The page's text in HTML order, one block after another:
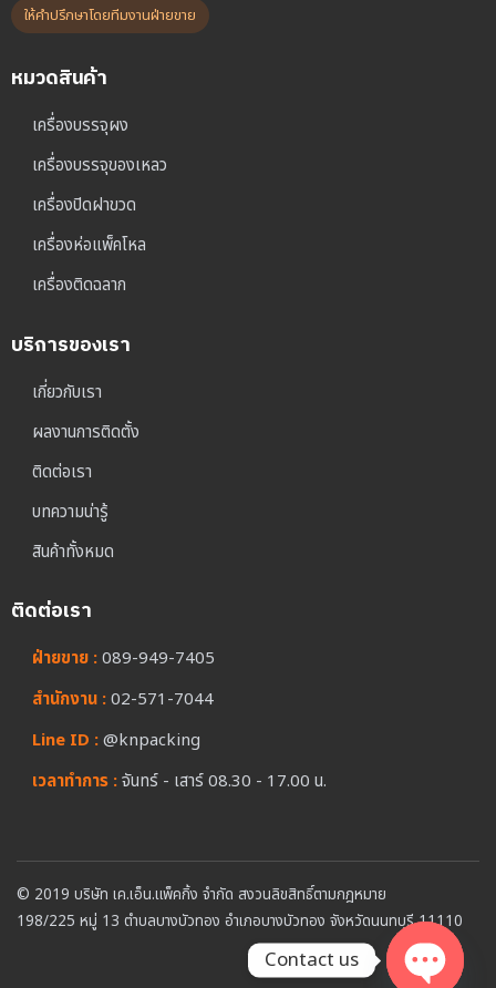
ให้คำปรึกษาโดยทีมงานฝ่ายขาย
หมวดสินค้า
เครื่องบรรจุผง
เครื่องบรรจุของเหลว
เครื่องปิดฝาขวด
เครื่องห่อแพ็คโหล
เครื่องติดฉลาก
บริการของเรา
เกี่ยวกับเรา
ผลงานการติดตั้ง
ติดต่อเรา
บทความน่ารู้
สินค้าทั้งหมด
ติดต่อเรา
ฝ่ายขาย :089-949-7405
สำนักงาน :02-571-7044
Line ID :@knpacking
เวลาทำการ :จันทร์ - เสาร์ 08.30 - 17.00 น.
© 2019 บริษัท เค.เอ็น.แพ็คกิ้ง จำกัด สงวนลิขสิทธิ์ตามกฎหมาย
198/225 หมู่ 13 ตำบลบางบัวทอง อำเภอบางบัวทอง จังหวัดนนทบุรี 11110
Contact us